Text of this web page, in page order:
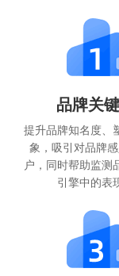
品牌关
提升品牌知名度、
象，吸引对品牌
户，同时帮助监测
引擎中的表